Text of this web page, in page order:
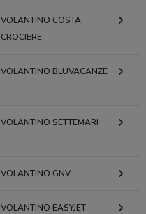
VOLANTINO COSTA
CROCIERE
VOLANTINO BLUVACANZE
VOLANTINO SETTEMARI
VOLANTINO GNV
VOLANTINO EASYJET